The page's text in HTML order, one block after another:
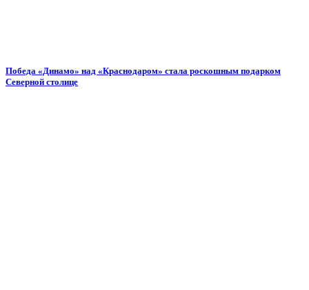
Победа «Динамо» над «Краснодаром» стала роскошным подарком
Северной столице